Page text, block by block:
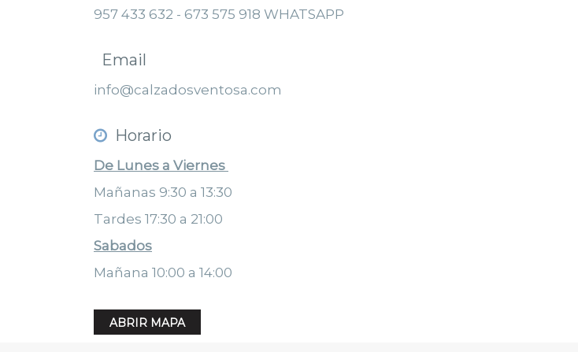
957 433 632 - 673 575 918 WHATSAPP
Email
info@calzadosventosa.com
Horario
De Lunes a Viernes
Mañanas 9:30 a 13:30
Tardes 17:30 a 21:00
Sabados
Mañana 10:00 a 14:00
ABRIR MAPA